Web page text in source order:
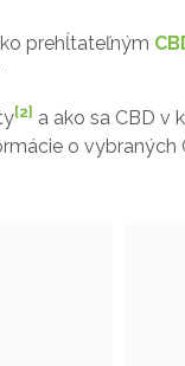
prehĺtateľným
[2] a ako sa CBD v
o vybraných